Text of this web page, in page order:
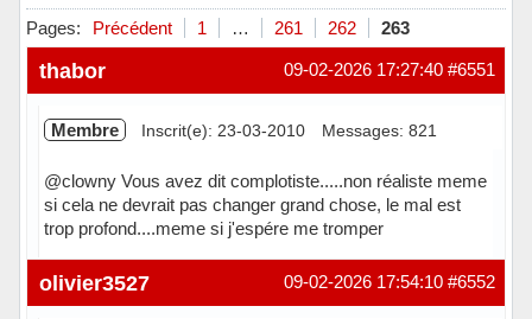
Pages: Précédent 1 … 261 262 263
#6551
09-02-2026 17:27:40
thabor
Membre Inscrit(e): 23-03-2010 Messages: 821
@clowny Vous avez dit complotiste.....non réaliste meme
si cela ne devrait pas changer grand chose, le mal est
trop profond....meme si j'espére me tromper
Hors ligne #6552
09-02-2026 17:54:10
olivier3527